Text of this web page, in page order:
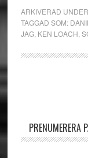
ARKIVERAD
TAGGAD SOM:
JAG, KEN LOACH
PRENUMERERA